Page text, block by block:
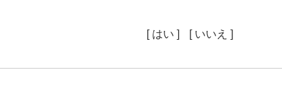
[ はい ] [ いいえ ]